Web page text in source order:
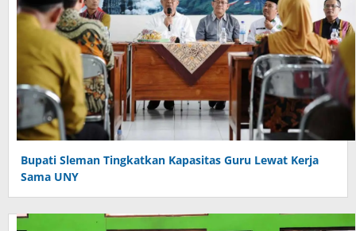
Bupati Sleman Tingkatkan Kapasitas Guru Lewat Kerja
Sama UNY